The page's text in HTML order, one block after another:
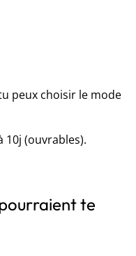
peux choisir le mode
10j (ouvrables).
te